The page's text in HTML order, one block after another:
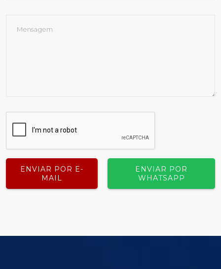
ENVIAR POR E-
MAIL
ENVIAR POR
WHATSAPP